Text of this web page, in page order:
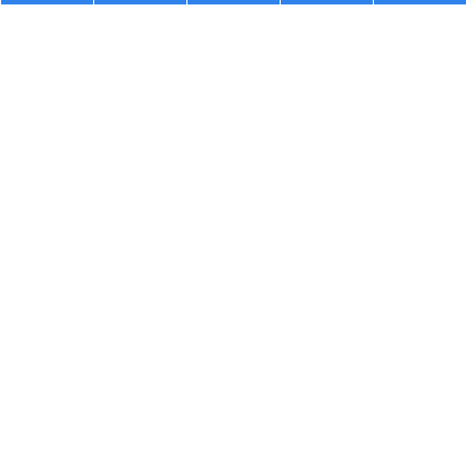
10 黑龙江省北大荒集团宝泉岭医院业务应用系统